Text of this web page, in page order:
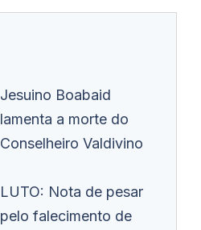
Jesuino Boabaid
lamenta a morte do
Conselheiro Valdivino
LUTO: Nota de pesar
pelo falecimento de